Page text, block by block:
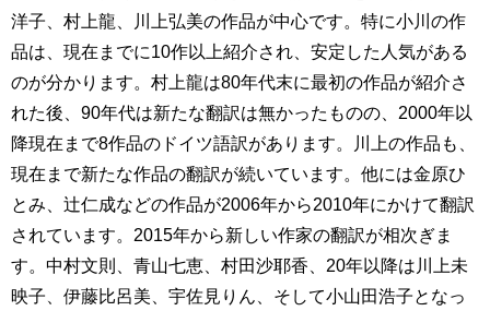
洋子、村上龍、川上弘美の作品が中心です。特に小川の作
品は、現在までに10作以上紹介され、安定した人気がある
のが分かります。村上龍は80年代末に最初の作品が紹介さ
れた後、90年代は新たな翻訳は無かったものの、2000年以
降現在まで8作品のドイツ語訳があります。川上の作品も、
現在まで新たな作品の翻訳が続いています。他には金原ひ
とみ、辻仁成などの作品が2006年から2010年にかけて翻訳
されています。2015年から新しい作家の翻訳が相次ぎま
す。中村文則、青山七恵、村田沙耶香、20年以降は川上未
映子、伊藤比呂美、宇佐見りん、そして小山田浩子となっ